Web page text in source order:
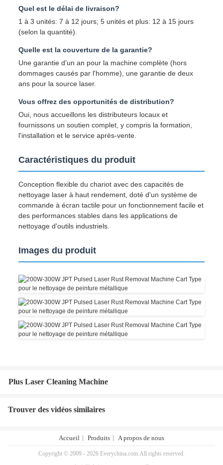
Quel est le délai de livraison?
1 à 3 unités: 7 à 12 jours; 5 unités et plus: 12 à 15 jours
(selon la quantité).
Quelle est la couverture de la garantie?
Une garantie d'un an pour la machine complète (hors
dommages causés par l'homme), une garantie de deux
ans pour la source laser.
Vous offrez des opportunités de distribution?
Oui, nous accueillons les distributeurs locaux et
fournissons un soutien complet, y compris la formation,
l'installation et le service après-vente.
Caractéristiques du produit
Conception flexible du chariot avec des capacités de
nettoyage laser à haut rendement, doté d'un système de
commande à écran tactile pour un fonctionnement facile et
des performances stables dans les applications de
nettoyage d'outils industriels.
Images du produit
Plus Laser Cleaning Machine
Trouver des vidéos similaires
Accueil Produits A propos de nous
Copyright © 2009 - 2026 Everychina.com.All rights reserved.